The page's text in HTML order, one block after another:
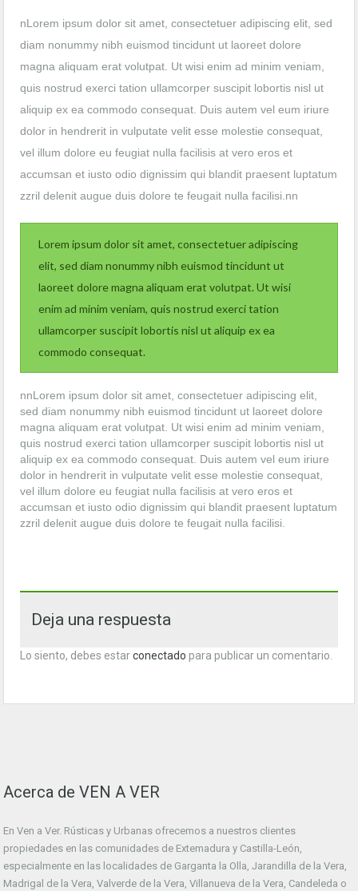
nLorem ipsum dolor sit amet, consectetuer adipiscing elit, sed
diam nonummy nibh euismod tincidunt ut laoreet dolore
magna aliquam erat volutpat. Ut wisi enim ad minim veniam,
quis nostrud exerci tation ullamcorper suscipit lobortis nisl ut
aliquip ex ea commodo consequat. Duis autem vel eum iriure
dolor in hendrerit in vulputate velit esse molestie consequat,
vel illum dolore eu feugiat nulla facilisis at vero eros et
accumsan et iusto odio dignissim qui blandit praesent luptatum
zzril delenit augue duis dolore te feugait nulla facilisi.nn
Lorem ipsum dolor sit amet, consectetuer adipiscing
elit, sed diam nonummy nibh euismod tincidunt ut
laoreet dolore magna aliquam erat volutpat. Ut wisi
enim ad minim veniam, quis nostrud exerci tation
ullamcorper suscipit lobortis nisl ut aliquip ex ea
commodo consequat.
nnLorem ipsum dolor sit amet, consectetuer adipiscing elit,
sed diam nonummy nibh euismod tincidunt ut laoreet dolore
magna aliquam erat volutpat. Ut wisi enim ad minim veniam,
quis nostrud exerci tation ullamcorper suscipit lobortis nisl ut
aliquip ex ea commodo consequat. Duis autem vel eum iriure
dolor in hendrerit in vulputate velit esse molestie consequat,
vel illum dolore eu feugiat nulla facilisis at vero eros et
accumsan et iusto odio dignissim qui blandit praesent luptatum
zzril delenit augue duis dolore te feugait nulla facilisi.
Deja una respuesta
Lo siento, debes estarconectado para publicar un comentario.
Acerca de VEN A VER
En Ven a Ver. Rústicas y Urbanas ofrecemos a nuestros clientes
propiedades en las comunidades de Extemadura y Castilla-León,
especialmente en las localidades de Garganta la Olla, Jarandilla de la Vera,
Madrigal de la Vera, Valverde de la Vera, Villanueva de la Vera, Candeleda o